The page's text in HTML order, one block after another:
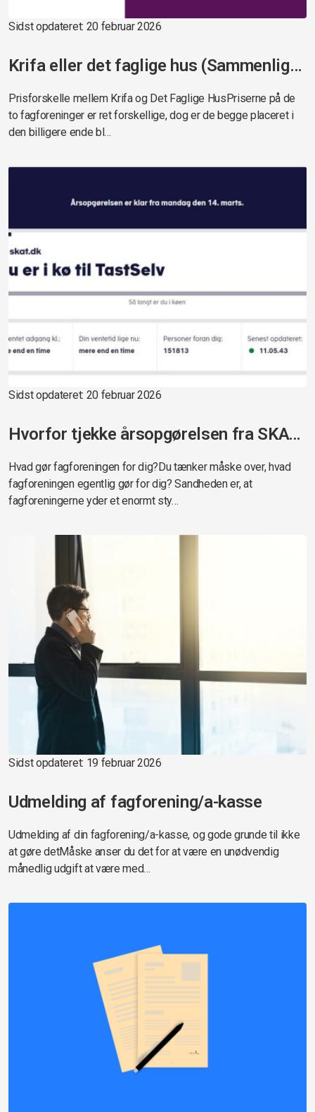
Sidst opdateret: 20 februar 2026
Krifa eller det faglige hus (Sammenligning)
Prisforskelle mellem Krifa og Det Faglige HusPriserne på de
to fagforeninger er ret forskellige, dog er de begge placeret i
den billigere ende bl…
Sidst opdateret: 20 februar 2026
Hvorfor tjekke årsopgørelsen fra SKAT?
Hvad gør fagforeningen for dig?Du tænker måske over, hvad
fagforeningen egentlig gør for dig? Sandheden er, at
fagforeningerne yder et enormt sty…
Sidst opdateret: 19 februar 2026
Udmelding af fagforening/a-kasse
Udmelding af din fagforening/a-kasse, og gode grunde til ikke
at gøre detMåske anser du det for at være en unødvendig
månedlig udgift at være med…